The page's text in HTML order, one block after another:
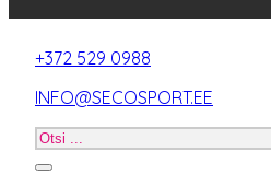
+372 529 0988
INFO@SECOSPORT.EE
Otsi